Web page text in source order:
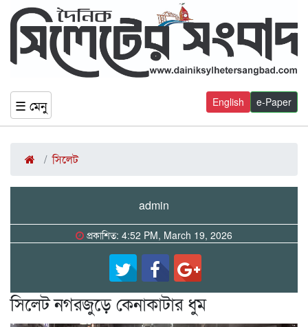
☰ মেনু e-Paper
English
সিলেট
admin
প্রকাশিত: 4:52 PM, March 19, 2026
সিলেট নগরজুড়ে কেনাকাটার ধুম